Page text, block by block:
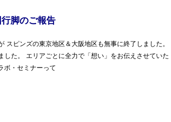
脚のご報告
スピンズの東京地区＆大阪地区も無事に終了しました。
た。 エリアごとに全力で「想い」をお伝えさせていた
ボ・セミナーって